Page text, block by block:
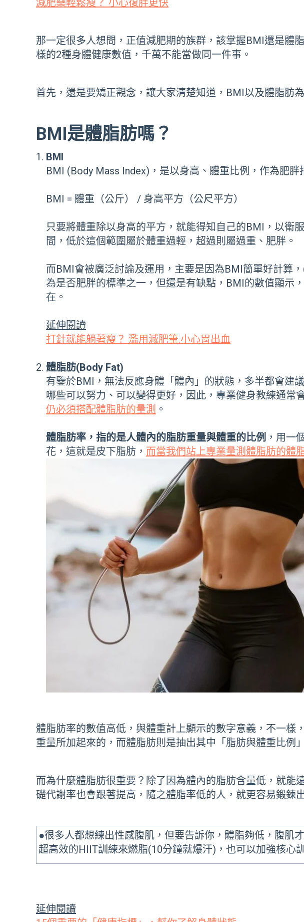
減肥藥輕鬆瘦？ 小心復胖更快
那一定很多人想問，正值減肥期的族群，該掌握BMI還是體
樣的2種身體健康數值，千萬不能當做同一件事。
首先，還是要矯正觀念，讓大家清楚知道， BMI以及體脂肪
BMI是體脂肪嗎？
BMI
BMI (Body Mass Index)，是以身高、體重比例，作為肥
BMI = 體重（公斤） / 身高平方（公尺平方）
只要將體重除以身高的平方，就能得知自己的BMI，以衛
間，低於這個範圍屬於體重過輕，超過則屬過重、肥胖。
而BMI會被廣泛討論及運用，主要是因為BMI簡單好計算
為是否肥胖的標準之一，但還是有缺點，BMI的數值顯示
在。
延伸閱讀
打針就能躺著瘦？ 濫用減肥筆.小心胃出血
體脂肪(Body Fat)
有鑒於BMI，無法反應身體「體內」的狀態，多半都會建
哪些可以努力、可以變得更好，因此，專業健身教練通常
仍必須搭配體脂肪的量測 。
體脂肪率，指的是人體內的脂肪重量與體重的比例 ，用一
花，這就是皮下脂肪， 而當我們站上專業量測體脂肪的體
體脂肪率的數值高低，與體重計上顯示的數字意義，不一
重量所加起來的，而體脂肪則是抽出其中「脂肪與體重比例
而為什麼體脂肪很重要？除了因為體內的脂肪含量低，就能
礎代謝率也會跟著提高， 隨之體脂率低的人，就更容易鍛鍊
●很多人都想練出性感腹肌，但要告訴你，體脂夠低，腹肌
超高效的HIIT訓練來燃脂(10分鐘就爆汗)，也可以加強核心
延伸閱讀